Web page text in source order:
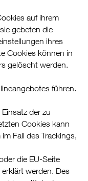
auf ihrem
gebeten die
ihres
Cookies können in
gelöscht werden.
führen.
der zu
Cookies kann
Fall des Trackings,
die EU-Seite
erklärt werden. Des